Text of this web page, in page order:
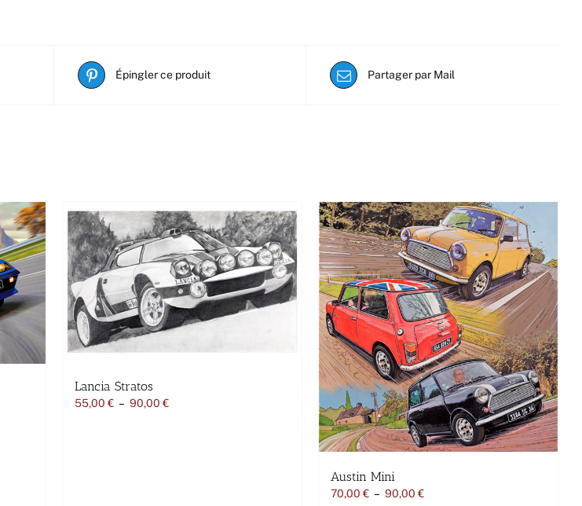
Épingler ce produit Partager par Mail
Lancia Stratos
55,00 € – 90,00 €Plage
Austin Mini
70,00 € – 90,00 €Plage